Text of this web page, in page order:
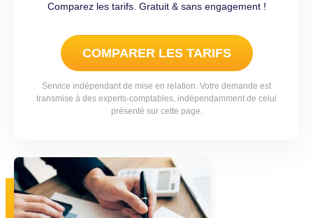
Comparez les tarifs. Gratuit & sans engagement !
COMPARER LES TARIFS
Service indépendant de mise en relation. Votre demande est
transmise à des experts-comptables, indépendamment de celui
présenté sur cette page.